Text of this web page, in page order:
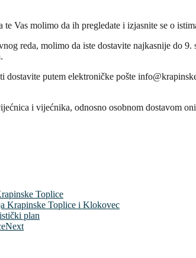
Vas molimo da ih pregledate i izjasnite se o
reda, molimo da iste dostavite najkasnije do
putem elektroničke pošte
i vijećnika, odnosno osobnom dostavom
Toplice
Krapinske Toplice i Klokovec
plan
Next